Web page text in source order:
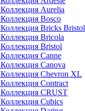
Коллекция Aurelia
Коллекция Bosco
Коллекция Bricks Bristol
Коллекция Bricola
Коллекция Bristol
Коллекция Canne
Коллекция Canova
Коллекция Chevron XL
Коллекция Contract
Коллекция CRUST
Коллекция Cubics